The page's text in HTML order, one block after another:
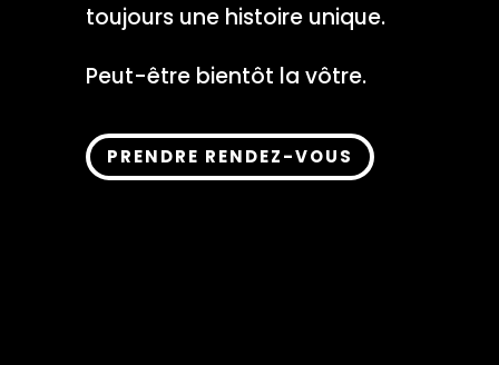
toujours une histoire unique.
Peut-être bientôt la vôtre.
PRENDRE RENDEZ-VOUS